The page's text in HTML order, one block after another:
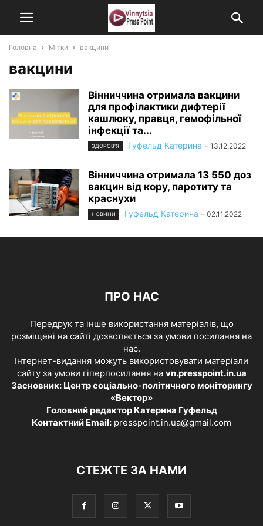
Головна Мітки вакцини
вакцини
Вінниччина отримала вакцини
для профілактики дифтерії
кашлюку, правця, гемофільної
інфекції та...
ЗДОРОВ'Я Гуфельд Катерина - 13.12.2022
Вінниччина отримала 13 550 доз
вакцин від кору, паротиту та
краснухи
НОВИНИ Гуфельд Катерина - 02.11.2022
ПРО НАС
Передрук та інше використання матеріалів, що
розміщені на сайті дозволяється за умови посилання на
нас.
Інтернет-видання можуть використовувати матеріали
сайту за умови гіперпосилання на vn.presspoint.in.ua
Засновник: Центр соціально-політичного моніторингу
«Вектор»
Головний редактор Катерина Гуфельд
Контактний Email: presspoint.in.ua@gmail.com
СТЕЖТЕ ЗА НАМИ